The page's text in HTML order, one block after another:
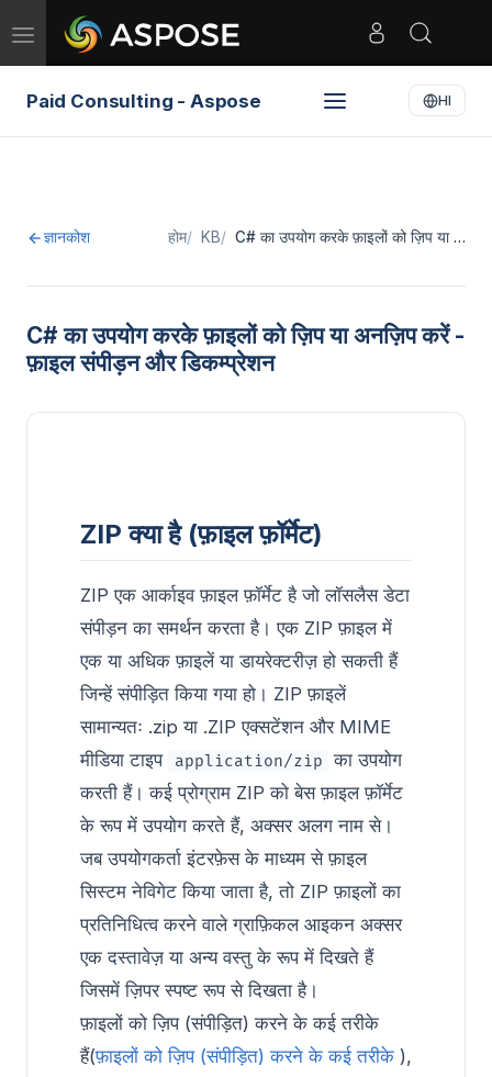
Toggle
navigation
Paid Consulting - Aspose HI
ज्ञानकोश होम KB C# का उपयोग करके फ़ाइलों को ज़िप या …
C# का उपयोग करके फ़ाइलों को ज़िप या अनज़िप करें -
फ़ाइल संपीड़न और डिकम्प्रेशन
ZIP क्या है (फ़ाइल फ़ॉर्मेट)
ZIP एक आर्काइव फ़ाइल फ़ॉर्मेट है जो लॉसलैस डेटा
संपीड़न का समर्थन करता है। एक ZIP फ़ाइल में
एक या अधिक फ़ाइलें या डायरेक्टरीज़ हो सकती हैं
जिन्हें संपीड़ित किया गया हो। ZIP फ़ाइलें
सामान्यतः .zip या .ZIP एक्सटेंशन और MIME
मीडिया टाइप
application/zip का उपयोग
करती हैं। कई प्रोग्राम ZIP को बेस फ़ाइल फ़ॉर्मेट
के रूप में उपयोग करते हैं, अक्सर अलग नाम से।
जब उपयोगकर्ता इंटरफ़ेस के माध्यम से फ़ाइल
सिस्टम नेविगेट किया जाता है, तो ZIP फ़ाइलों का
प्रतिनिधित्व करने वाले ग्राफ़िकल आइकन अक्सर
एक दस्तावेज़ या अन्य वस्तु के रूप में दिखते हैं
जिसमें ज़िपर स्पष्ट रूप से दिखता है।
फ़ाइलों को ज़िप (संपीड़ित) करने के कई तरीके
हैं(फ़ाइलों को ज़िप (संपीड़ित) करने के कई तरीके ),